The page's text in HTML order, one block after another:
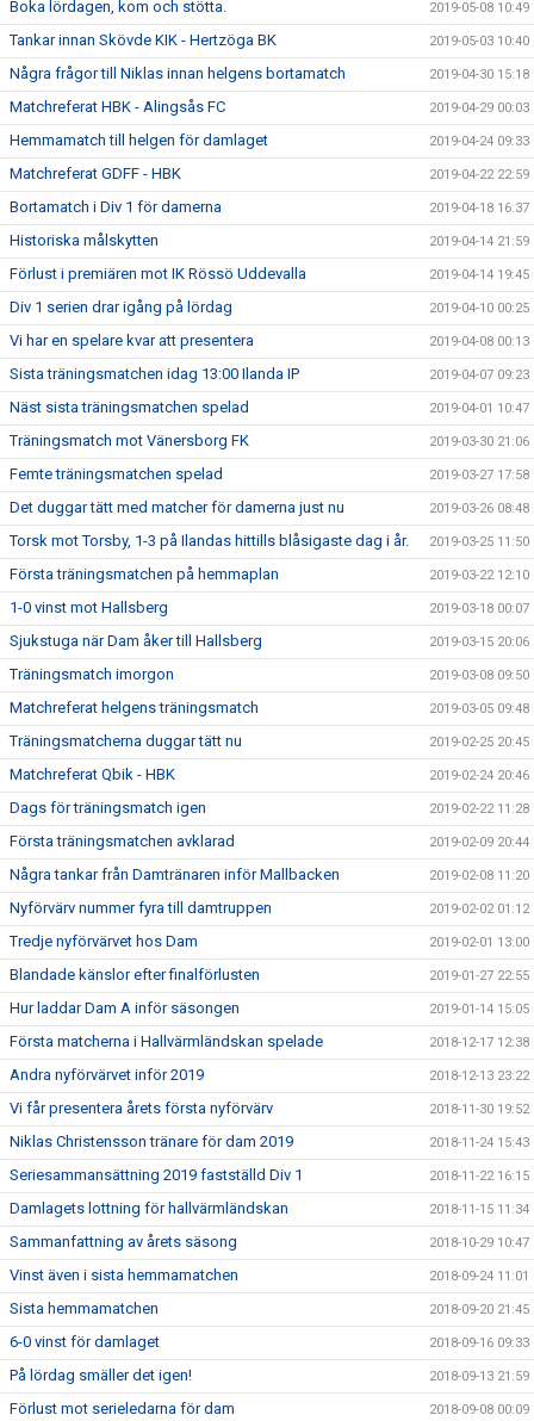
Boka lördagen, kom och stötta. 2019-05-08 10:49
Tankar innan Skövde KIK - Hertzöga BK 2019-05-03 10:40
Några frågor till Niklas innan helgens bortamatch 2019-04-30 15:18
Matchreferat HBK - Alingsås FC 2019-04-29 00:03
Hemmamatch till helgen för damlaget 2019-04-24 09:33
Matchreferat GDFF - HBK 2019-04-22 22:59
Bortamatch i Div 1 för damerna 2019-04-18 16:37
Historiska målskytten 2019-04-14 21:59
Förlust i premiären mot IK Rössö Uddevalla 2019-04-14 19:45
Div 1 serien drar igång på lördag 2019-04-10 00:25
Vi har en spelare kvar att presentera 2019-04-08 00:13
Sista träningsmatchen idag 13:00 Ilanda IP 2019-04-07 09:23
Näst sista träningsmatchen spelad 2019-04-01 10:47
Träningsmatch mot Vänersborg FK 2019-03-30 21:06
Femte träningsmatchen spelad 2019-03-27 17:58
Det duggar tätt med matcher för damerna just nu 2019-03-26 08:48
Torsk mot Torsby, 1-3 på Ilandas hittills blåsigaste dag i år. 2019-03-25 11:50
Första träningsmatchen på hemmaplan 2019-03-22 12:10
1-0 vinst mot Hallsberg 2019-03-18 00:07
Sjukstuga när Dam åker till Hallsberg 2019-03-15 20:06
Träningsmatch imorgon 2019-03-08 09:50
Matchreferat helgens träningsmatch 2019-03-05 09:48
Träningsmatcherna duggar tätt nu 2019-02-25 20:45
Matchreferat Qbik - HBK 2019-02-24 20:46
Dags för träningsmatch igen 2019-02-22 11:28
Första träningsmatchen avklarad 2019-02-09 20:44
Några tankar från Damtränaren inför Mallbacken 2019-02-08 11:20
Nyförvärv nummer fyra till damtruppen 2019-02-02 01:12
Tredje nyförvärvet hos Dam 2019-02-01 13:00
Blandade känslor efter finalförlusten 2019-01-27 22:55
Hur laddar Dam A inför säsongen 2019-01-14 15:05
Första matcherna i Hallvärmländskan spelade 2018-12-17 12:38
Andra nyförvärvet inför 2019 2018-12-13 23:22
Vi får presentera årets första nyförvärv 2018-11-30 19:52
Niklas Christensson tränare för dam 2019 2018-11-24 15:43
Seriesammansättning 2019 fastställd Div 1 2018-11-22 16:15
Damlagets lottning för hallvärmländskan 2018-11-15 11:34
Sammanfattning av årets säsong 2018-10-29 10:47
Vinst även i sista hemmamatchen 2018-09-24 11:01
Sista hemmamatchen 2018-09-20 21:45
6-0 vinst för damlaget 2018-09-16 09:33
På lördag smäller det igen! 2018-09-13 21:59
Förlust mot serieledarna för dam 2018-09-08 00:09